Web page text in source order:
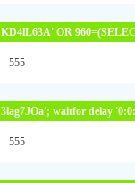
KD4lL63A' OR
555
3lag7JOa'; waitfor delay
555